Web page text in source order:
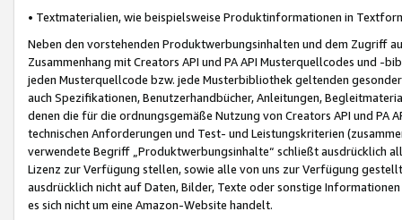
• Textmaterialien, wie beispielsweise Produktinformationen in
Neben den vorstehenden Produktwerbungsinhalten und dem Zugriff
Zusammenhang mit Creators API und PA API Musterquellcodes und
jeden Musterquellcode bzw. jede Musterbibliothek geltenden
auch Spezifikationen, Benutzerhandbücher, Anleitungen,
denen die für die ordnungsgemäße Nutzung von Creators API und PA
technischen Anforderungen und Test- und Leistungskriterien
verwendete Begriff „Produktwerbungsinhalte“ schließt ausdrücklich
Lizenz zur Verfügung stellen, sowie alle von uns zur Verfügung
ausdrücklich nicht auf Daten, Bilder, Texte oder sonstige
es sich nicht um eine Amazon-Website handelt.